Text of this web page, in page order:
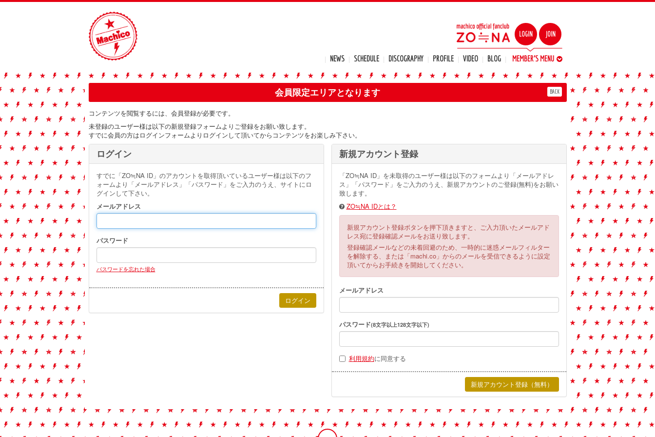
LOGIN JOIN
NEWS SCHEDULE DISCOGRAPHY PROFILE VIDEO BLOG MEMBER'S MENU
DIARY
Q&A
STAFF BLOG
WALLPAPER
MEMBER'S MOVIE
TICKET
FC EVENT
BIRTHDAY MAIL
MAIL MAGAZINE
会員限定エリアとなります BACK
コンテンツを閲覧するには、会員登録が必要です。
未登録のユーザー様は以下の新規登録フォームよりご登録をお願い致します。
すでに会員の方はログインフォームよりログインして頂いてからコンテンツをお楽しみ下さい。
ログイン
すでに「ZO≒NA ID」のアカウントを取得頂いているユーザー様は以下のフ
ォームより「メールアドレス」「パスワード」をご入力のうえ、サイトにロ
グインして下さい。
メールアドレス
パスワード
パスワードを忘れた場合
新規アカウント登録
「ZO≒NA ID」を未取得のユーザー様は以下のフォームより「メールアドレ
ス」「パスワード」をご入力のうえ、新規アカウントのご登録(無料)をお願い
致します。
ZO≒NA IDとは？
新規アカウント登録ボタンを押下頂きますと、ご入力頂いたメールアド
レス宛に登録確認メールをお送り致します。
登録確認メールなどの未着回避のため、一時的に迷惑メールフィルター
を解除する、または「machi.co」からのメールを受信できるように設定
頂いてからお手続きを開始してください。
メールアドレス
パスワード(8文字以上128文字以下)
利用規約に同意する